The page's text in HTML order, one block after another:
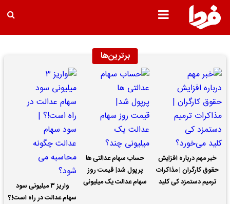
برترین‌ها
خبر مهم درباره افزایش
حقوق کارگران | مذاکرات
ترمیم دستمزد کی کلید
حساب سهام عدالتی ها
پرپول شد| قیمت روز
سهام عدالت یک میلیونی
واریز ۳ میلیونی سود
سهام عدالت در راه است!؟